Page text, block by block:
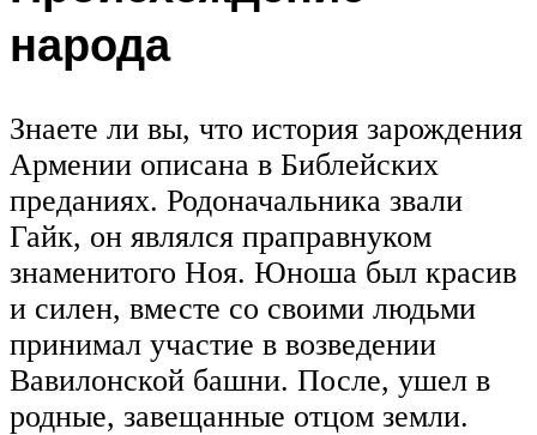
народа
Знаете ли вы, что история зарождения
Армении описана в Библейских
преданиях. Родоначальника звали
Гайк, он являлся праправнуком
знаменитого Ноя. Юноша был красив
и силен, вместе со своими людьми
принимал участие в возведении
Вавилонской башни. После, ушел в
родные, завещанные отцом земли.